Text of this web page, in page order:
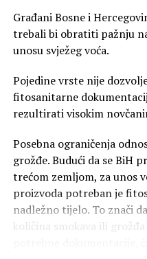
Građani Bosne i
trebali bi obratiti pažnju
unosu svježeg voća.
Pojedine vrste nije
fitosanitarne
rezultirati visokim
Posebna ograničenja
grožđe. Budući da se BiH
trećom zemljom, za unos
proizvoda potreban je
nadležno tijelo. To znači
količina smokava ili